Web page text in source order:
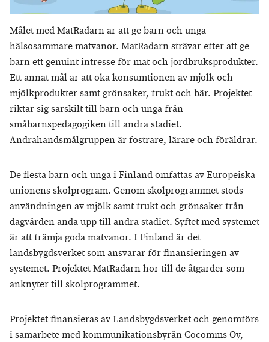
Målet med MatRadarn är att ge barn och unga
hälsosammare matvanor. MatRadarn strävar efter att ge
barn ett genuint intresse för mat och jordbruksprodukter.
Ett annat mål är att öka konsumtionen av mjölk och
mjölkprodukter samt grönsaker, frukt och bär. Projektet
riktar sig särskilt till barn och unga från
småbarnspedagogiken till andra stadiet.
Andrahandsmålgruppen är fostrare, lärare och föräldrar.
De flesta barn och unga i Finland omfattas av Europeiska
unionens skolprogram. Genom skolprogrammet stöds
användningen av mjölk samt frukt och grönsaker från
dagvården ända upp till andra stadiet. Syftet med systemet
är att främja goda matvanor. I Finland är det
landsbygdsverket som ansvarar för finansieringen av
systemet. Projektet MatRadarn hör till de åtgärder som
anknyter till skolprogrammet.
Projektet finansieras av Landsbygdsverket och genomförs
i samarbete med kommunikationsbyrån Cocomms Oy,